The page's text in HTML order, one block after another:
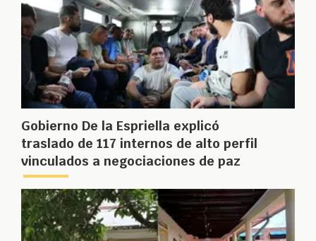
Gobierno De la Espriella explicó
traslado de 117 internos de alto perfil
vinculados a negociaciones de paz